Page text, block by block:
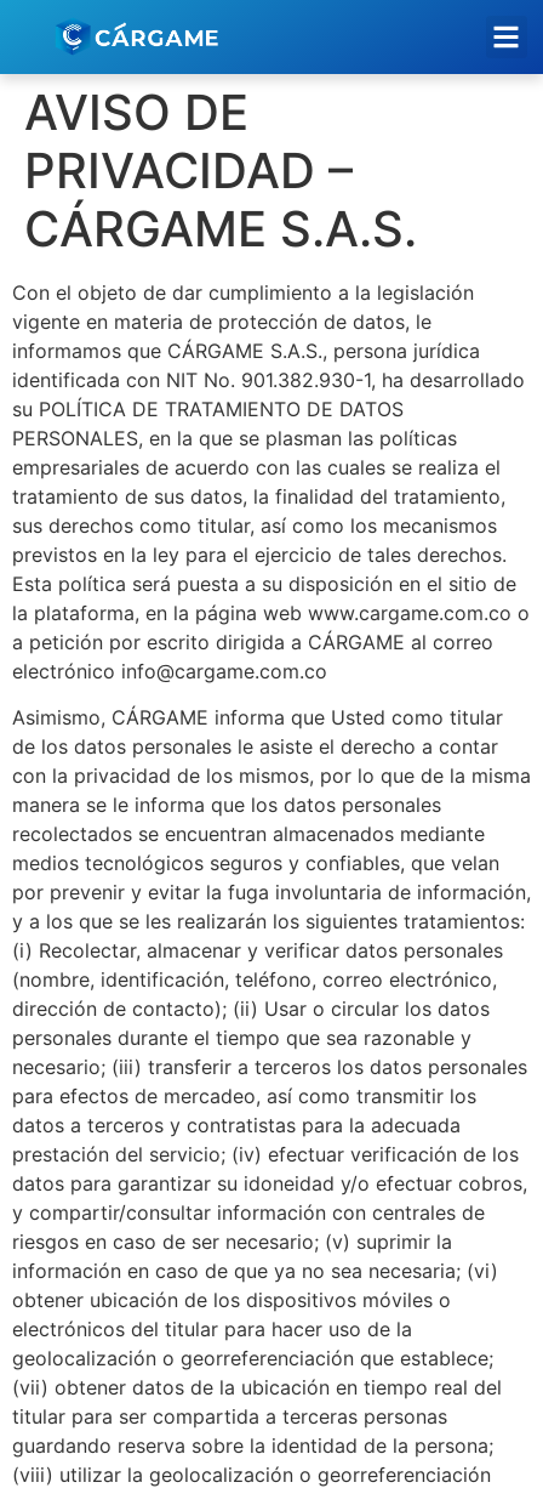
AVISO DE
PRIVACIDAD –
CÁRGAME S.A.S.
Con el objeto de dar cumplimiento a la legislación
vigente en materia de protección de datos, le
informamos que CÁRGAME S.A.S., persona jurídica
identificada con NIT No. 901.382.930-1, ha desarrollado
su POLÍTICA DE TRATAMIENTO DE DATOS
PERSONALES, en la que se plasman las políticas
empresariales de acuerdo con las cuales se realiza el
tratamiento de sus datos, la finalidad del tratamiento,
sus derechos como titular, así como los mecanismos
previstos en la ley para el ejercicio de tales derechos.
Esta política será puesta a su disposición en el sitio de
la plataforma, en la página web www.cargame.com.co o
a petición por escrito dirigida a CÁRGAME al correo
electrónico info@cargame.com.co
Asimismo, CÁRGAME informa que Usted como titular
de los datos personales le asiste el derecho a contar
con la privacidad de los mismos, por lo que de la misma
manera se le informa que los datos personales
recolectados se encuentran almacenados mediante
medios tecnológicos seguros y confiables, que velan
por prevenir y evitar la fuga involuntaria de información,
y a los que se les realizarán los siguientes tratamientos:
(i) Recolectar, almacenar y verificar datos personales
(nombre, identificación, teléfono, correo electrónico,
dirección de contacto); (ii) Usar o circular los datos
personales durante el tiempo que sea razonable y
necesario; (iii) transferir a terceros los datos personales
para efectos de mercadeo, así como transmitir los
datos a terceros y contratistas para la adecuada
prestación del servicio; (iv) efectuar verificación de los
datos para garantizar su idoneidad y/o efectuar cobros,
y compartir/consultar información con centrales de
riesgos en caso de ser necesario; (v) suprimir la
información en caso de que ya no sea necesaria; (vi)
obtener ubicación de los dispositivos móviles o
electrónicos del titular para hacer uso de la
geolocalización o georreferenciación que establece;
(vii) obtener datos de la ubicación en tiempo real del
titular para ser compartida a terceras personas
guardando reserva sobre la identidad de la persona;
(viii) utilizar la geolocalización o georreferenciación